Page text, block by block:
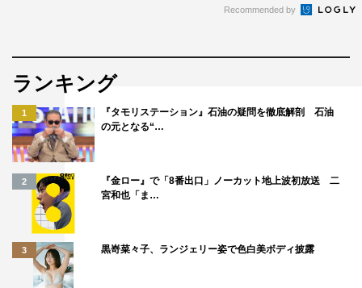
Recommended by
ランキング
1
『タモリステーション』石油の疑問を徹底解剖 石油
の元となる“…
2
『金ロー』で「8番出口」ノーカット地上波初放送 二
宮和也「ま…
3 黒嵜菜々子、ランジェリー姿で色白美ボディ披露